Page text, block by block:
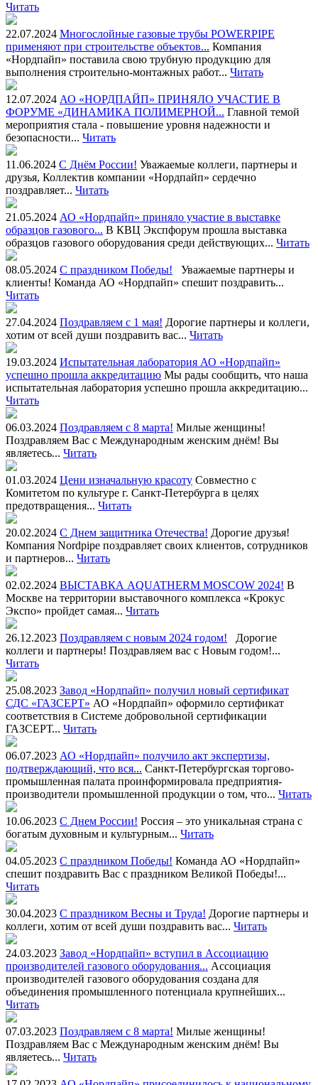
Читать
22.07.2024 Многослойные газовые трубы POWERPIPE
применяют при строительстве объектов... Компания
«Нордпайп» поставила свою трубную продукцию для
выполнения строительно-монтажных работ... Читать
12.07.2024 АО «НОРДПАЙП» ПРИНЯЛО УЧАСТИЕ В
ФОРУМЕ «ДИНАМИКА ПОЛИМЕРНОЙ... Главной темой
мероприятия стала - повышение уровня надежности и
безопасности... Читать
11.06.2024 С Днём России! Уважаемые коллеги, партнеры и
друзья, Коллектив компании «Нордпайп» сердечно
поздравляет... Читать
21.05.2024 АО «Нордпайп» приняло участие в выставке
образцов газового... В КВЦ Экспфорум прошла выставка
образцов газового оборудования среди действующих... Читать
08.05.2024 С праздником Победы!
Уважаемые партнеры и
клиенты! Команда АО «Нордпайп» спешит поздравить...
Читать
27.04.2024 Поздравляем с 1 мая! Дорогие партнеры и коллеги,
хотим от всей души поздравить вас... Читать
19.03.2024 Испытательная лаборатория АО «Нордпайп»
успешно прошла аккредитацию Мы рады сообщить, что наша
испытательная лаборатория успешно прошла аккредитацию...
Читать
06.03.2024 Поздравляем с 8 марта! Милые женщины!
Поздравляем Вас с Международным женским днём! Вы
являетесь... Читать
01.03.2024 Цени изначальную красоту Совместно с
Комитетом по культуре г. Санкт-Петербурга в целях
предотвращения... Читать
20.02.2024 С Днем защитника Отечества! Дорогие друзья!
Компания Nordpipe поздравляет своих клиентов, сотрудников
и партнеров... Читать
02.02.2024 ВЫСТАВКА AQUATHERM MOSCOW 2024! В
Москве на территории выставочного комплекса «Крокус
Экспо» пройдет самая... Читать
26.12.2023 Поздравляем с новым 2024 годом!
Дорогие
коллеги и партнеры! Поздравляем вас с Новым годом!...
Читать
25.08.2023 Завод «Нордпайп» получил новый сертификат
СДС «ГАЗСЕРТ» АО «Нордпайп» оформило сертификат
соответствия в Системе добровольной сертификации
ГАЗСЕРТ... Читать
06.07.2023 АО «Нордпайп» получило акт экспертизы,
подтверждающий, что вся... Санкт-Петербургская торгово-
промышленная палата проинформировала предприятия-
производители промышленной продукции о том, что... Читать
10.06.2023 С Днем России! Россия – это уникальная страна с
богатым духовным и культурным... Читать
04.05.2023 С праздником Победы! Команда АО «Нордпайп»
спешит поздравить Вас с праздником Великой Победы!...
Читать
30.04.2023 С праздником Весны и Труда! Дорогие партнеры и
коллеги, хотим от всей души поздравить вас... Читать
24.03.2023 Завод «Нордпайп» вступил в Ассоциацию
производителей газового оборудования... Ассоциация
производителей газового оборудования создана для
объединения промышленного потенциала крупнейших...
Читать
07.03.2023 Поздравляем с 8 марта! Милые женщины!
Поздравляем Вас с Международным женским днём! Вы
являетесь... Читать